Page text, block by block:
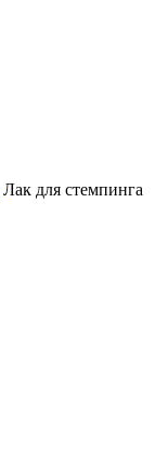
Лак для стемпинга